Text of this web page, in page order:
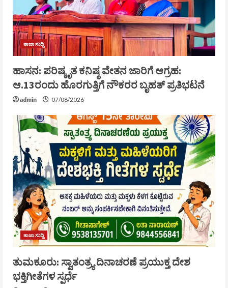
ತಾಜಾ ಸುದ್ದಿ
ಹಾಸನ: ಪರಿಷ್ಕೃತ ಕನಿಷ್ಠ ವೇತನ ಜಾರಿಗೆ ಆಗ್ರಹ:
ಆ.13ರಂದು ಹೊರಗುತ್ತಿಗೆ ನೌಕರರ ಬೃಹತ್ ಪ್ರತಿಭಟನೆ
admin 07/08/2026
ತಾಜಾ ಸುದ್ದಿ
ತುಮಕೂರು: ಸ್ವಾತಂತ್ರ್ಯ ದಿನಾಚರಣೆ ಪ್ರಯುಕ್ತ ದೇಶ
ಭಕ್ತಿಗೀತೆಗಳ ಸ್ಪರ್ಧೆ